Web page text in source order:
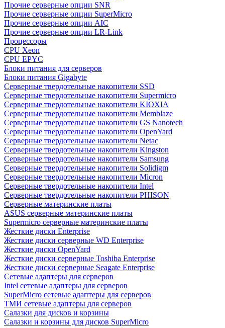
Прочие серверные опции SNR
Прочие серверные опции SuperMicro
Прочие серверные опции AIC
Прочие серверные опции LR-Link
Процессоры
CPU Xeon
CPU EPYC
Блоки питания для серверов
Блоки питания Gigabyte
Серверные твердотельные накопители SSD
Cерверные твердотельные накопители Supermicro
Cерверные твердотельные накопители KIOXIA
Cерверные твердотельные накопители Memblaze
Cерверные твердотельные накопители GS Nanotech
Серверные твердотельные накопители OpenYard
Серверные твердотельные накопители Netac
Cерверные твердотельные накопители Kingston
Cерверные твердотельные накопители Samsung
Cерверные твердотельные накопители Solidigm
Cерверные твердотельные накопители Micron
Cерверные твердотельные накопители Intel
Cерверные твердотельные накопители PHISON
Серверные материнские платы
ASUS серверные материнские платы
Supermicro серверные материнские платы
Жесткие диски Enterprise
Жесткие диски серверные WD Enterprise
Жесткие диски OpenYard
Жесткие диски серверные Toshiba Enterprise
Жесткие диски серверные Seagate Enterprise
Сетевые адаптеры для серверов
Intel сетевые адаптеры для серверов
SuperMicro сетевые адаптеры для серверов
ТМИ сетевые адаптеры для серверов
Салазки для дисков и корзины
Салазки и корзины для дисков SuperMicro